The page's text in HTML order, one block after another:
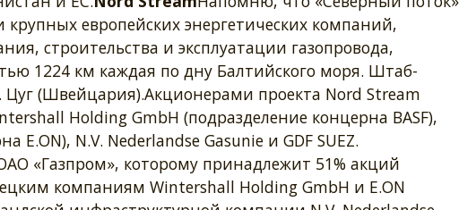
европейских энергетических компаний,
строительства и эксплуатации газопровода,
1224 км каждая по дну Балтийского моря. Штаб-
Цуг (Швейцария).Акционерами проекта Nord Stream
Holding GmbH (подразделение концерна BASF),
E.ON), N.V. Nederlandse Gasunie и GDF SUEZ.
«Газпром», которому принадлежит 51% акций
компаниям Wintershall Holding GmbH и E.ON